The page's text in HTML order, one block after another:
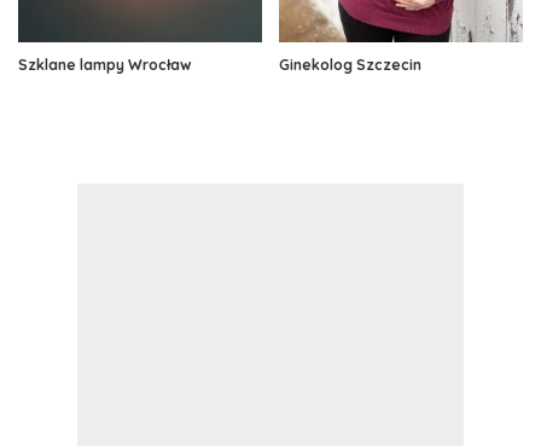
Szklane lampy Wrocław Ginekolog Szczecin